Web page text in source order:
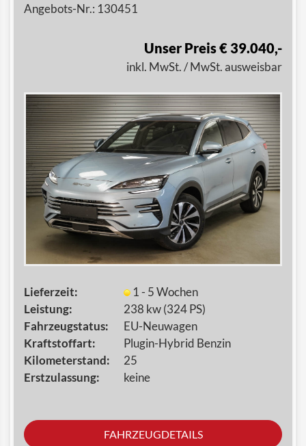
Angebots-Nr.: 130451
Unser Preis € 39.040,-
inkl. MwSt. / MwSt. ausweisbar
Lieferzeit:
Leistung:
Fahrzeugstatus:
Kraftstoffart:
Kilometerstand:
Erstzulassung:
1 - 5 Wochen
238 kw (324 PS)
EU-Neuwagen
Plugin-Hybrid Benzin
25
keine
FAHRZEUGDETAILS